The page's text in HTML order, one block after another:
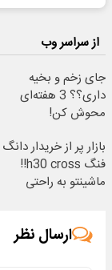
از سراسر وب
جای زخم و بخیه
داری؟؟ 3 هفته‌ای
محوش کن!
بازار پر از خریدار دانگ
فنگ h30 cross!!
ماشینتو به راحتی
ارسال نظر